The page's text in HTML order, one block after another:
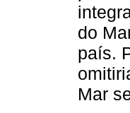
do
país.
Mar